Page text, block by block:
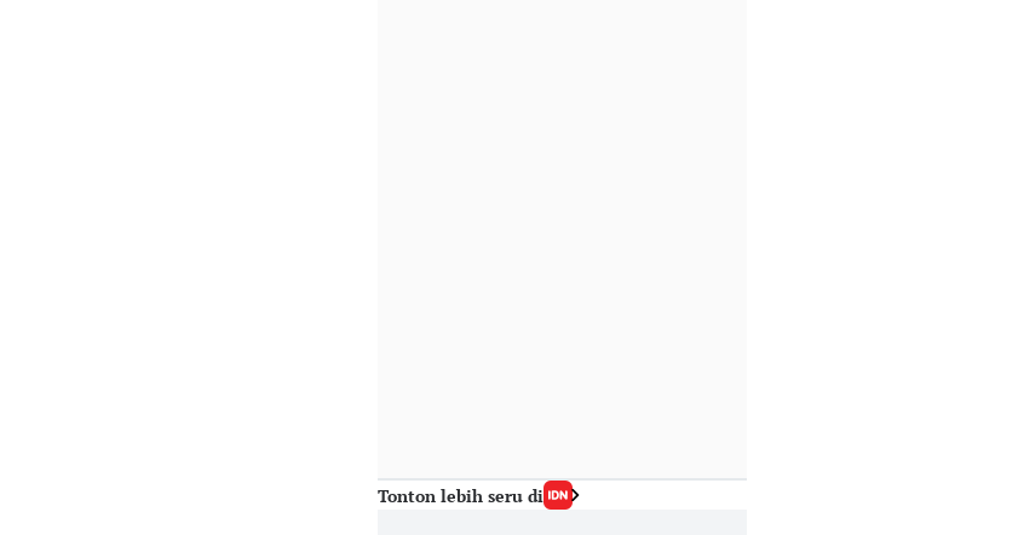
Tonton lebih seru di